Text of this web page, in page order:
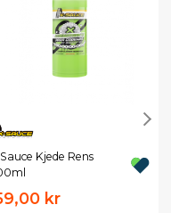
Kjede Rens
kr